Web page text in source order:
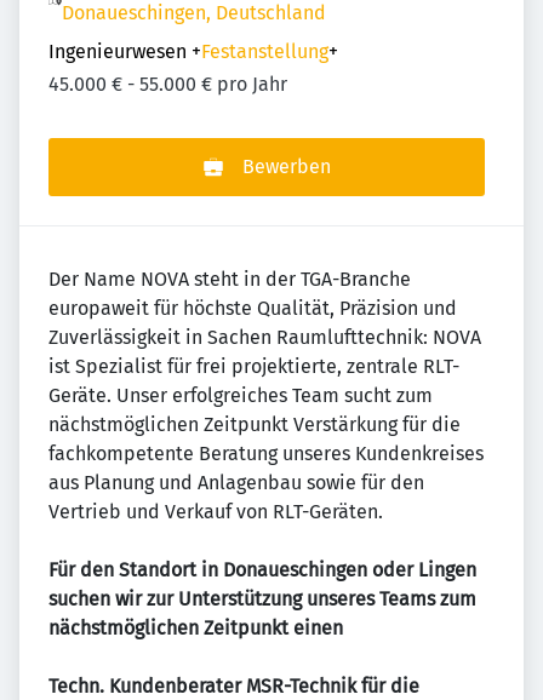
Donaueschingen, Deutschland
Ingenieurwesen +Festanstellung+
45.000 € - 55.000 € pro Jahr
Bewerben
Der Name NOVA steht in der TGA-Branche
europaweit für höchste Qualität, Präzision und
Zuverlässigkeit in Sachen Raumlufttechnik: NOVA
ist Spezialist für frei projektierte, zentrale RLT-
Geräte. Unser erfolgreiches Team sucht zum
nächstmöglichen Zeitpunkt Verstärkung für die
fachkompetente Beratung unseres Kundenkreises
aus Planung und Anlagenbau sowie für den
Vertrieb und Verkauf von RLT-Geräten.
Für den Standort in Donaueschingen oder Lingen
suchen wir zur Unterstützung unseres Teams zum
nächstmöglichen Zeitpunkt einen
Techn. Kundenberater MSR-Technik für die